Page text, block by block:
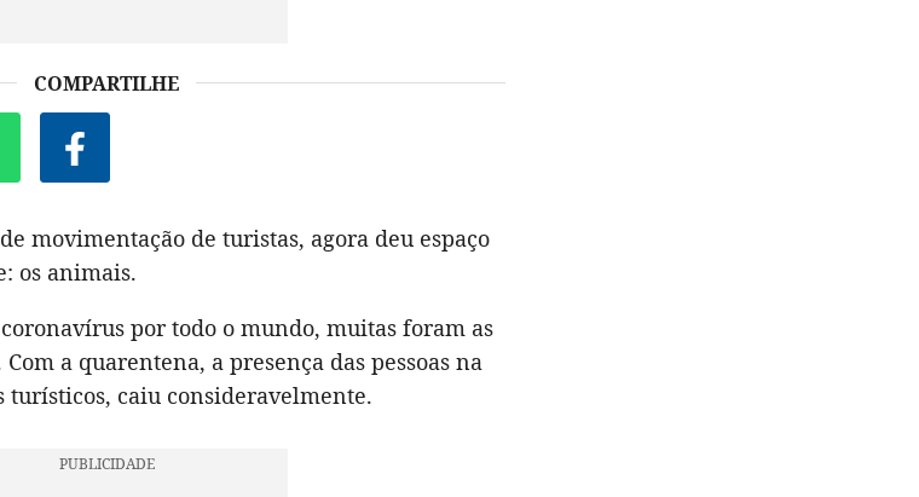
COMPARTILHE
movimentação de turistas, agora deu espaço
os animais.
por todo o mundo, muitas foram as
a quarentena, a presença das pessoas na
turísticos, caiu consideravelmente.